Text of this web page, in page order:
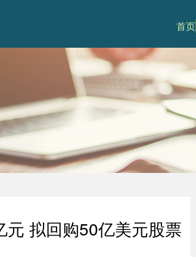
首页
拟回购50亿美元股票